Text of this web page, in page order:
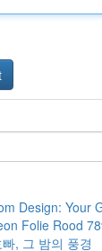
Design: Your
Folie Rood
, 그 밤의 풍경